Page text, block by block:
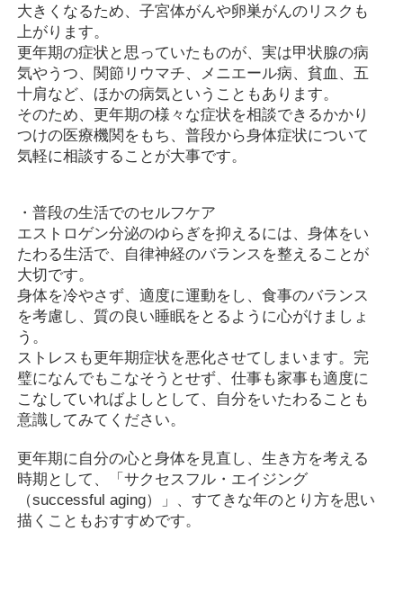
大きくなるため、子宮体がんや卵巣がんのリスクも
上がります。
更年期の症状と思っていたものが、実は甲状腺の病
気やうつ、関節リウマチ、メニエール病、貧血、五
十肩など、ほかの病気ということもあります。
そのため、更年期の様々な症状を相談できるかかり
つけの医療機関をもち、普段から身体症状について
気軽に相談することが大事です。
・普段の生活でのセルフケア
エストロゲン分泌のゆらぎを抑えるには、身体をい
たわる生活で、自律神経のバランスを整えることが
大切です。
身体を冷やさず、適度に運動をし、食事のバランス
を考慮し、質の良い睡眠をとるように心がけましょ
う。
ストレスも更年期症状を悪化させてしまいます。完
璧になんでもこなそうとせず、仕事も家事も適度に
こなしていればよしとして、自分をいたわることも
意識してみてください。
更年期に自分の心と身体を見直し、生き方を考える
時期として、「サクセスフル・エイジング
（successful aging）」、すてきな年のとり方を思い
描くこともおすすめです。